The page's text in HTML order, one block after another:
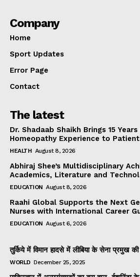
Company
Home
Sport Updates
Error Page
Contact
The latest
Dr. Shadaab Shaikh Brings 15
Homeopathy Experience to
HEALTH August 8, 2026
Abhiraj Shee’s Multidisciplinary
Academics, Literature and
EDUCATION August 8, 2026
Raahi Global Supports the Next
Nurses with International Career
EDUCATION August 6, 2026
तुर्किये में विमान हादसे में लीबिया के सेना प्रमुख
WORLD December 25, 2025